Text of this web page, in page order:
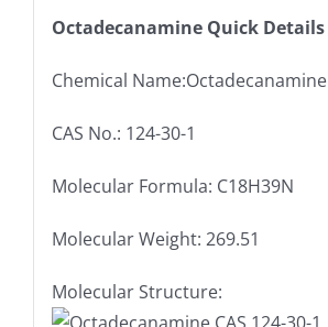
Octadecanamine Quick Details
Chemical Name:Octadecanamine
CAS No.: 124-30-1
Molecular Formula: C18H39N
Molecular Weight: 269.51
Molecular Structure: